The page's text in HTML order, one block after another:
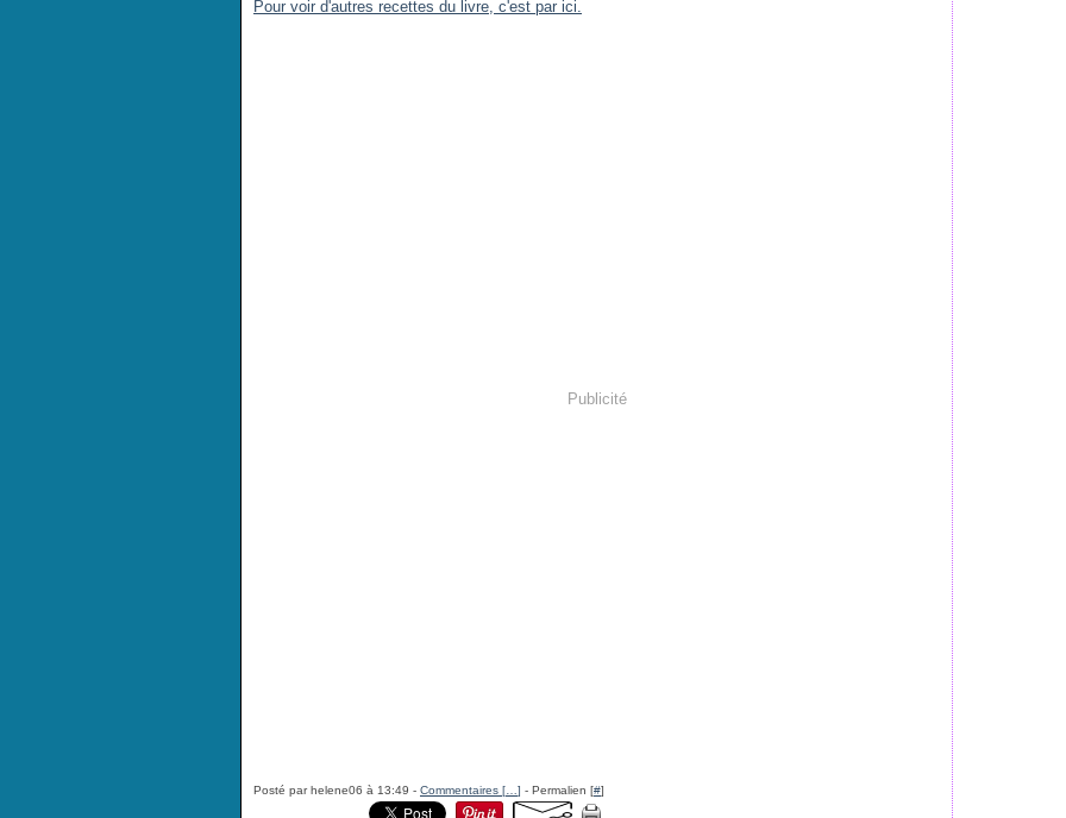
Pour voir d'autres recettes du livre, c'est par ici.
Publicité
Posté par helene06 à 13:49 - Commentaires [ ] - Permalien [#]